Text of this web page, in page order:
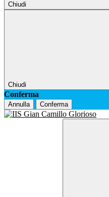
Chiudi
Chiudi
Conferma
Annulla Conferma